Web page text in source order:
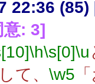
22:36 (85)
意: 3]
\h\s[0]\u
て、 \w5